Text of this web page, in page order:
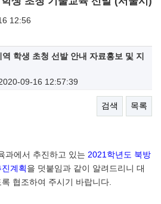
12:56
학생 초청 선발 안내 자료홍보 및 지
09-16 12:57:39
검색 목록
과에서 추진하고 있는 2021 학년도 북방
계획을 덧붙임과 같이 알려드리니 대
협조하여 주시기 바랍니다